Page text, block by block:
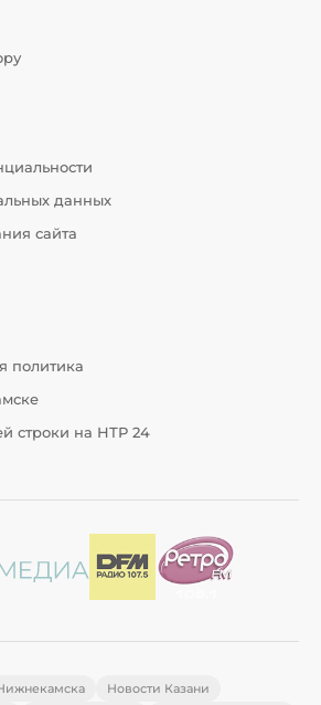
данных
сайта
политика
строки на НТР 24
Новости Казани